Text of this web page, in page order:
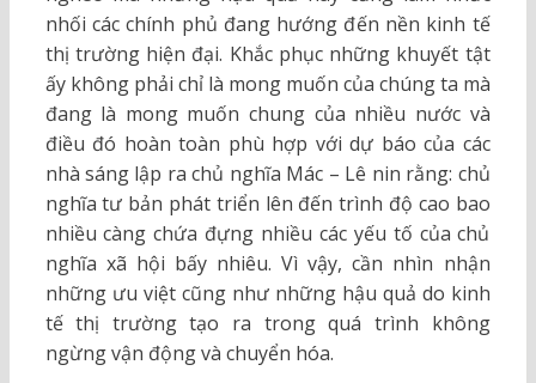
nhối các chính phủ đang hướng đến nền kinh tế
thị trường hiện đại. Khắc phục những khuyết tật
ấy không phải chỉ là mong muốn của chúng ta mà
đang là mong muốn chung của nhiều nước và
điều đó hoàn toàn phù hợp với dự báo của các
nhà sáng lập ra chủ nghĩa Mác – Lê nin rằng: chủ
nghĩa tư bản phát triển lên đến trình độ cao bao
nhiều càng chứa đựng nhiều các yếu tố của chủ
nghĩa xã hội bấy nhiêu. Vì vậy, cần nhìn nhận
những ưu việt cũng như những hậu quả do kinh
tế thị trường tạo ra trong quá trình không
ngừng vận động và chuyển hóa.